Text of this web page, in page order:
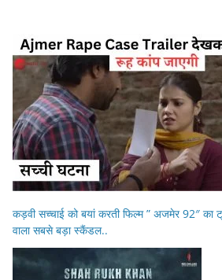
कड़वी सच्चाई को बयां करती फिल्म ” अजमेर 92″
वाला सबसे बड़ा स्कैंडल..